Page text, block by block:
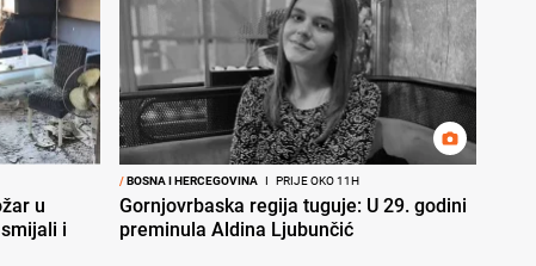
u
i
/BOSNA I HERCEGOVINA I PRIJE OKO 11H
Gornjovrbaska regija tuguje: U 29. godini
preminula Aldina Ljubunčić